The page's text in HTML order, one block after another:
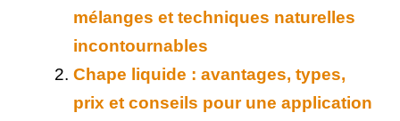
mélanges et techniques naturelles
incontournables
Chape liquide : avantages, types,
prix et conseils pour une application